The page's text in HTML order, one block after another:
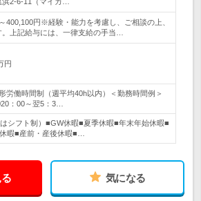
400,100円※経験・能力を考慮し、ご相談の上、
上記給与には、一律支給の手当…
円
労働時間制（週平均40h以内）＜勤務時間例＞
：00～翌5：3…
シフト制）■GW休暇■夏季休暇■年末年始休暇■
暇■産前・産後休暇■…
気になる